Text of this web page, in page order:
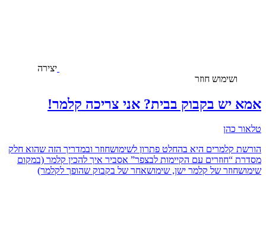
יצירה
ושימוש חוזר
אמא יש בקבוק בבית? אני צריכה קלמר!
טלאור כהן
הורשת קלמרים היא בהחלט פתרון לשימושחוזר ובמדריך הזה שהוא חלק
מסדרת “חוזרים עם הקיימות לבצפר” אסביר איך להכין קלמר (במקום
שימושחוזר של קלמר ישן, שימושאחר של בקבוק שהופך לקלמר)